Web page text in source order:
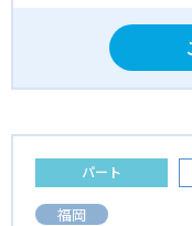
パート
福岡